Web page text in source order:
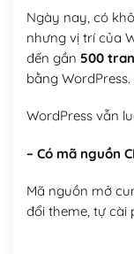
Ngày nay, có
nhưng vị trí của
đến gần 500
bằng WordPress.
WordPress vẫn
– Có mã nguồn
Mã nguồn mở
đổi theme, tự cài
nó theo ý bạn